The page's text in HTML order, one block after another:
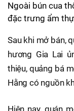
Ngoài bún cua
đặc trưng ẩm
Sau khi mở bán,
hương Gia Lai
thiệu, quảng bá
Hằng có nguồn